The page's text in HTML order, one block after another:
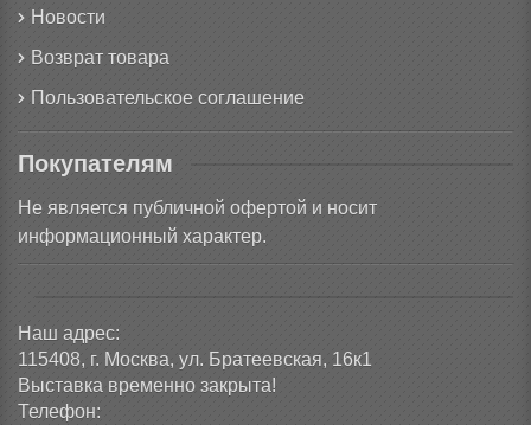
Новости
Возврат товара
Пользовательское соглашение
Покупателям
Не является публичной офертой и носит
информационный характер.
Наш адрес:
115408, г. Москва, ул. Братеевская, 16к1
Выставка временно закрыта!
Телефон: